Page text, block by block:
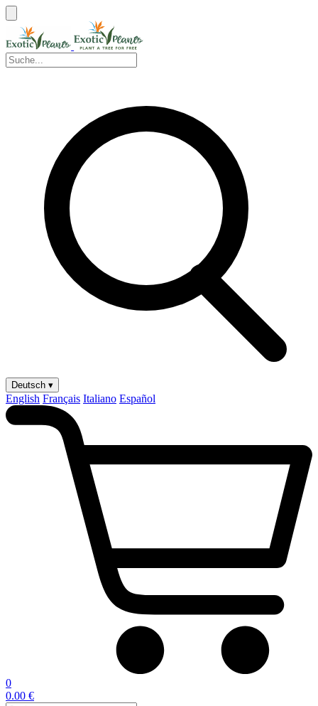
Deutsch ▾
English Français Italiano Español
0
0.00 €